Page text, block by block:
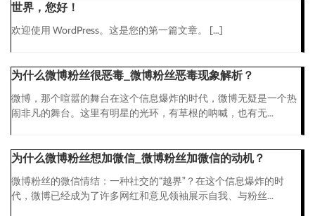
世界，您好！
欢迎使用 WordPress。这是您的第一篇文章。 […]
为什么微博粉丝很恶毒_微博粉丝恶毒现象解析？
微博，那个喧嚣的舞台在这个信息爆炸的时代，微博无疑是一个热
闹非凡的舞台。这里有明星的光环，有草根的呐喊，也有无...
为什么微博粉丝想加微信_微博粉丝加微信的动机？
微博粉丝的微信情结：一种社交的“越界”？在这个信息爆炸的时
代，微博已经成为了许多网红和意见领袖展示自我、与粉丝...